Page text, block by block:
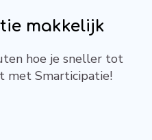
makkelijk
hoe je sneller tot
met Smarticipatie!